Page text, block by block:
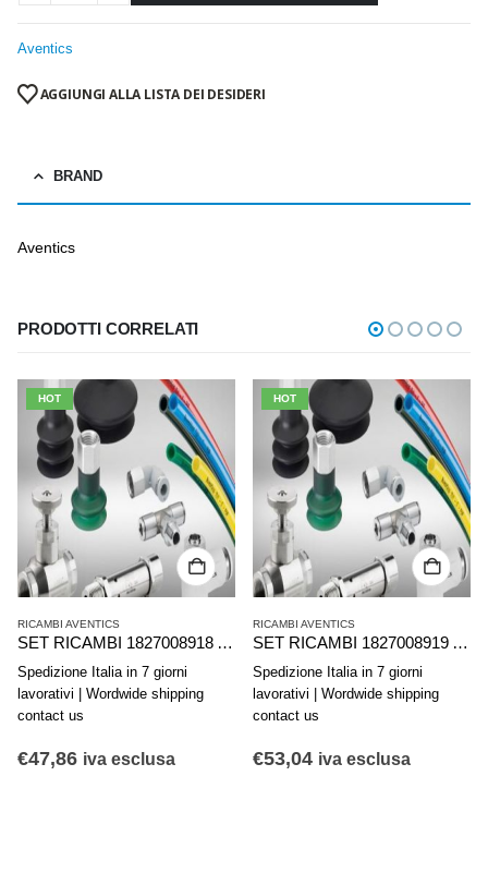
Aventics
AGGIUNGI ALLA LISTA DEI DESIDERI
BRAND
Aventics
PRODOTTI CORRELATI
HOT
RICAMBI AVENTICS
SET RICAMBI 1827008918 AVENTICS SERIE KPZ D25
Spedizione Italia in 7 giorni
lavorativi | Wordwide shipping
contact us
€47,86 iva esclusa
HOT
RICAMBI AVENTICS
SET RICAMBI 1827008919 AVENTICS SERIE KPZ D32
Spedizione Italia in 7 giorni
lavorativi | Wordwide shipping
contact us
€53,04 iva esclusa